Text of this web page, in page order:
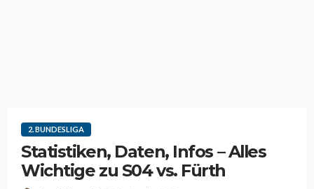
2. BUNDESLIGA
Statistiken, Daten, Infos – Alles
Wichtige zu S04 vs. Fürth